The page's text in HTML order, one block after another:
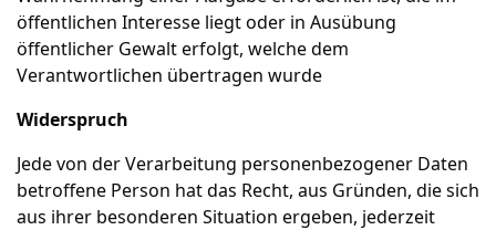
öffentlichen Interesse liegt oder in Ausübung
öffentlicher Gewalt erfolgt, welche dem
Verantwortlichen übertragen wurde
Widerspruch
Jede von der Verarbeitung personenbezogener Daten
betroffene Person hat das Recht, aus Gründen, die sich
aus ihrer besonderen Situation ergeben, jederzeit